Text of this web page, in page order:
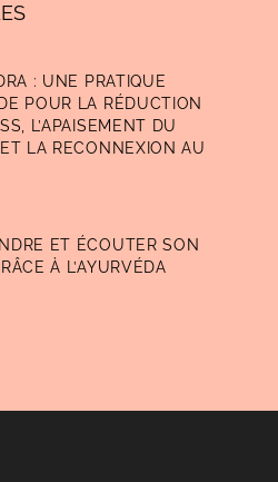
: UNE PRATIQUE
POUR LA RÉDUCTION
L’APAISEMENT DU
LA RECONNEXION AU
ET ÉCOUTER SON
À L’AYURVÉDA